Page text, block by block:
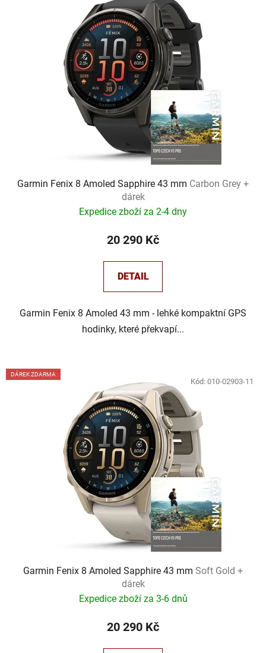
Garmin Fenix 8 Amoled Sapphire 43 mm Carbon Grey +
dárek
Expedice zboží za 2-4 dny
20 290 Kč
DETAIL
Garmin Fenix 8 Amoled 43 mm - lehké kompaktní GPS
hodinky, které překvapí...
DÁREK ZDARMA
Garmin Fenix 8 Amoled Sapphire 43 mm Soft Gold +
dárek
Expedice zboží za 3-6 dnů
20 290 Kč
Kód: 010-02903-11